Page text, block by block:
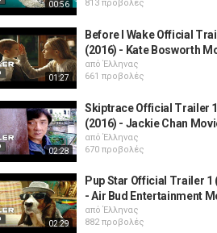
00:56
813 προβολές
01:27
Before I Wake Official
(2016) - Kate Bosworth
απόΈλληνας
661 προβολές
02:28
Skiptrace Official Trailer 1
(2016) - Jackie Chan
απόΈλληνας
670 προβολές
02:29
Pup Star Official Trailer 1
- Air Bud Entertainment
απόΈλληνας
882 προβολές